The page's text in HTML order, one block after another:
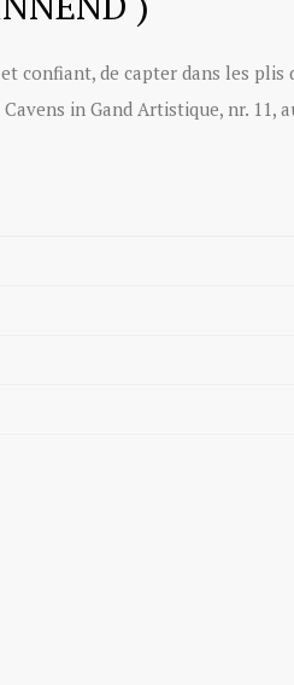
confiant, de capter dans les plis
in Gand Artistique, nr. 11,